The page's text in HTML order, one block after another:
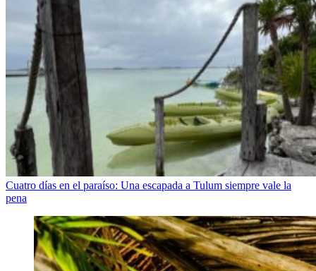
Cuatro días en el paraíso: Una escapada a Tulum siempre vale la
pena